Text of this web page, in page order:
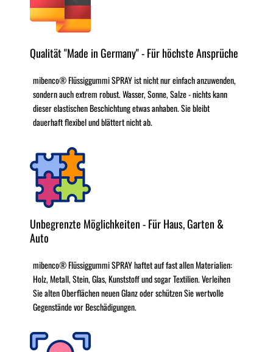
Qualität "Made in Germany" - Für höchste Ansprüche
mibenco® Flüssiggummi SPRAY ist nicht nur einfach anzuwenden,
sondern auch extrem robust. Wasser, Sonne, Salze - nichts kann
dieser elastischen Beschichtung etwas anhaben. Sie bleibt
dauerhaft flexibel und blättert nicht ab.
Unbegrenzte Möglichkeiten - Für Haus, Garten &
Auto
mibenco® Flüssiggummi SPRAY haftet auf fast allen Materialien:
Holz, Metall, Stein, Glas, Kunststoff und sogar Textilien. Verleihen
Sie alten Oberflächen neuen Glanz oder schützen Sie wertvolle
Gegenstände vor Beschädigungen.